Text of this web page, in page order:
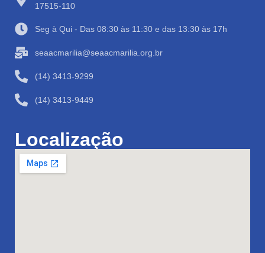
17515-110
Seg à Qui - Das 08:30 às 11:30 e das 13:30 às 17h
seaacmarilia@seaacmarilia.org.br
(14) 3413-9299
(14) 3413-9449
Localização